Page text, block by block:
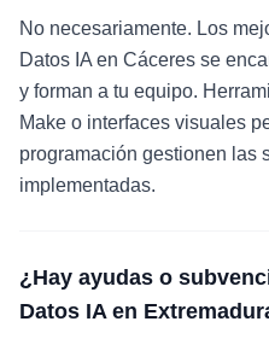
No necesariamente. Los
Datos IA en Cáceres se
y forman a tu equipo.
Make o interfaces visuales
programación gestionen las
implementadas.
¿Hay ayudas o
Datos IA en